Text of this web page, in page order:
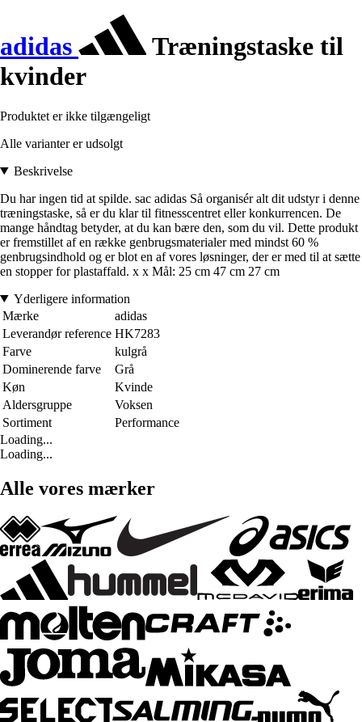
adidas
Træningstaske til
kvinder
Produktet er ikke tilgængeligt
Alle varianter er udsolgt
Beskrivelse
Du har ingen tid at spilde. sac adidas Så organisér alt dit udstyr i denne
træningstaske, så er du klar til fitnesscentret eller konkurrencen. De
mange håndtag betyder, at du kan bære den, som du vil. Dette produkt
er fremstillet af en række genbrugsmaterialer med mindst 60 %
genbrugsindhold og er blot en af vores løsninger, der er med til at sætte
en stopper for plastaffald. x x Mål: 25 cm 47 cm 27 cm
Yderligere information
Mærke
adidas
Leverandør reference HK7283
Farve
kulgrå
Dominerende farve
Grå
Køn
Kvinde
Aldersgruppe
Voksen
Sortiment
Performance
Loading...
Loading...
Alle vores mærker